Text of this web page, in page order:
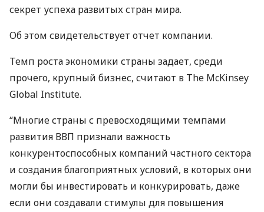
секрет успеха развитых стран мира.
Об этом свидетельствует отчет компании.
Темп роста экономики страны задает, среди
прочего, крупный бизнес, считают в The McKinsey
Global Institute.
“Многие страны с превосходящими темпами
развития ВВП признали важность
конкурентоспособных компаний частного сектора
и создания благоприятных условий, в которых они
могли бы инвестировать и конкурировать, даже
если они создавали стимулы для повышения